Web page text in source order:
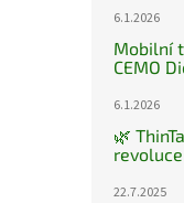
6.1.2026
Mobilní
CEMO
6.1.2026
🌿
22.7.2025